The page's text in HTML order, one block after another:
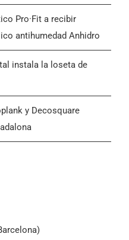
Pro·Fit a recibir
antihumedad Anhidro
instala la loseta de
y Decosquare